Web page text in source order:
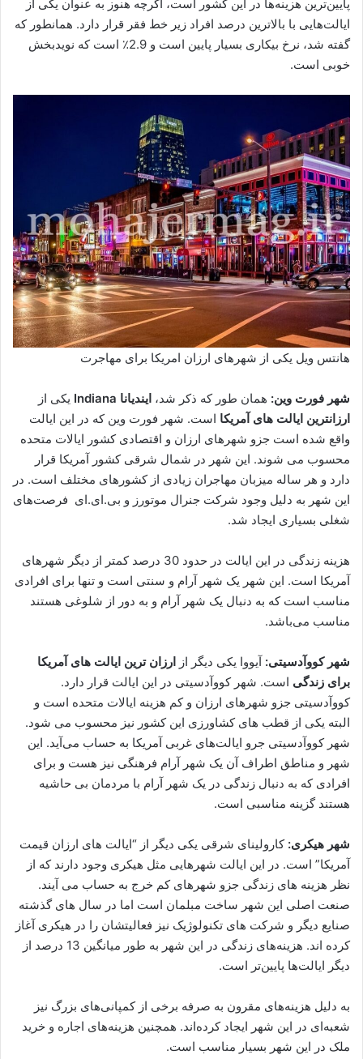
پایین‌ترین هزینه‌ها در این کشور است، اگرچه هنوز به عنوان یکی از
ایالت‌هایی با بالاترین درصد افراد زیر خط فقر قرار دارد. همانطور که
گفته شد، نرخ بیکاری بسیار پایین است و 2.9٪ است که نویدبخش
خوبی است.
هانتس ویل یکی از شهرهای ارزان امریکا برای مهاجرت
شهر فورت وین: همان طور که ذکر شد، ایندیانا Indiana یکی از
ارزانترین ایالت های آمریکا است. شهر فورت وین که در این ایالت
واقع شده است جزو شهرهای ارزان و اقتصادی کشور ایالات متحده
محسوب می شوند. این شهر در شمال شرقی کشور آمریکا قرار
دارد و هر ساله میزبان مهاجران زیادی از کشورهای مختلف است. در
این شهر به دلیل وجود شرکت جنرال موتورز و بی.ای.ای فرصت‌های
شغلی بسیاری ایجاد شد.
هزینه زندگی در این ایالت در حدود 30 درصد کمتر از دیگر شهرهای
آمریکا است. این شهر یک شهر آرام و سنتی است و تنها برای افرادی
مناسب است که به دنبال یک شهر آرام و به دور از شلوغی هستند
مناسب می‌باشد.
شهر کووآدسیتی: آیووا یکی دیگر از
ارزان ترین ایالت های آمریکا
برای زندگی است. شهر کووآدسیتی در این ایالت قرار دارد.
کووآدسیتی جزو شهرهای ارزان و کم هزینه ایالات متحده است و
البته یکی از قطب های کشاورزی این کشور نیز محسوب می شود.
شهر کووآدسیتی جرو ایالت‌های غربی آمریکا به حساب می‌آید. این
شهر و مناطق اطراف آن یک شهر آرام فرهنگی نیز هست و برای
افرادی که به دنبال زندگی در یک شهر آرام با مردمان بی حاشیه
هستند گزینه مناسبی است.
شهر هیکری: کارولینای شرقی یکی دیگر از “ایالت های ارزان قیمت
آمریکا” است. در این ایالت شهرهایی مثل هیکری وجود دارند که از
نظر هزینه های زندگی جزو شهرهای کم خرج به حساب می‌ آیند.
صنعت اصلی این شهر ساخت مبلمان است اما در سال های گذشته
صنایع دیگر و شرکت های تکنولوژیک نیز فعالیتشان را در هیکری آغاز
کرده اند. هزینه‌های زندگی در این شهر به طور میانگین 13 درصد از
دیگر ایالت‌ها پایین‌تر است.
به دلیل هزینه‌های مقرون به صرفه برخی از کمپانی‌های بزرگ نیز
شعبه‌ای در این شهر ایجاد کرده‌اند. همچنین هزینه‌های اجاره و خرید
ملک در این شهر بسیار مناسب است.